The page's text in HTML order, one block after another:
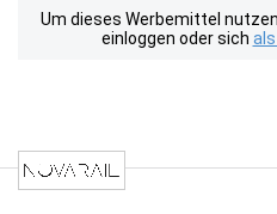
Um dieses Werbemittel
einloggen oder sich